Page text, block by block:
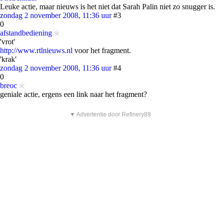
Leuke actie, maar nieuws is het niet dat Sarah Palin niet zo snugger is.
zondag 2 november 2008, 11:36 uur #3
0
afstandbediening
'vrot'
http://www.rtlnieuws.nl voor het fragment.
'krak'
zondag 2 november 2008, 11:36 uur #4
0
breoc
geniale actie, ergens een link naar het fragment?
▼ Advertentie door Refinery89